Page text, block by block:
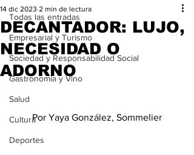
Todas las entradas
Empresarial y Turismo
Sociedad y Responsabilidad Social
Gastronomia y Vino
Salud
Cultura
Deportes
DECANTADOR: LUJO,
NECESIDAD O
ADORNO
14 dic 2023 2 min de lectura
Por Yaya González, Sommelier